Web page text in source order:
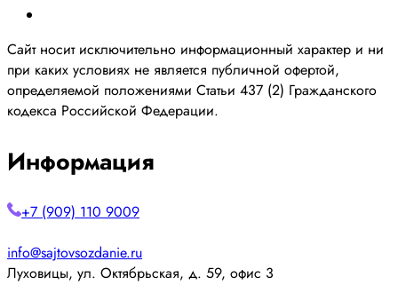
Сайт носит исключительно информационный характер и ни
при каких условиях не является публичной офертой,
определяемой положениями Статьи 437 (2) Гражданского
кодекса Российской Федерации.
Информация
+7 (909) 110 9009
info@sajtovsozdanie.ru
Луховицы, ул. Октябрьская, д. 59, офис 3